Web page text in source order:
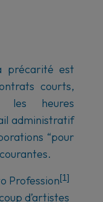
précarité est
courts,
les heures
administratif
“pour
Profession[1]
d’artistes